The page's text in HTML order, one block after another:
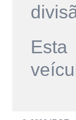
Esta